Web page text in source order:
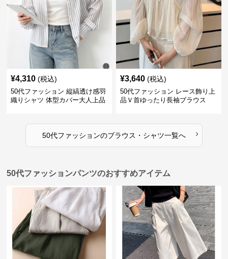
¥4,310 (税込)
50代ファッション 縦縞透け感羽
織りシャツ 体型カバー大人上品
¥3,640 (税込)
50代ファッション レース飾り上
品Ｖ首ゆったり長袖ブラウス
50代ファッションのブラウス・シャツ一覧へ ›
50代ファッションパンツのおすすめアイテム